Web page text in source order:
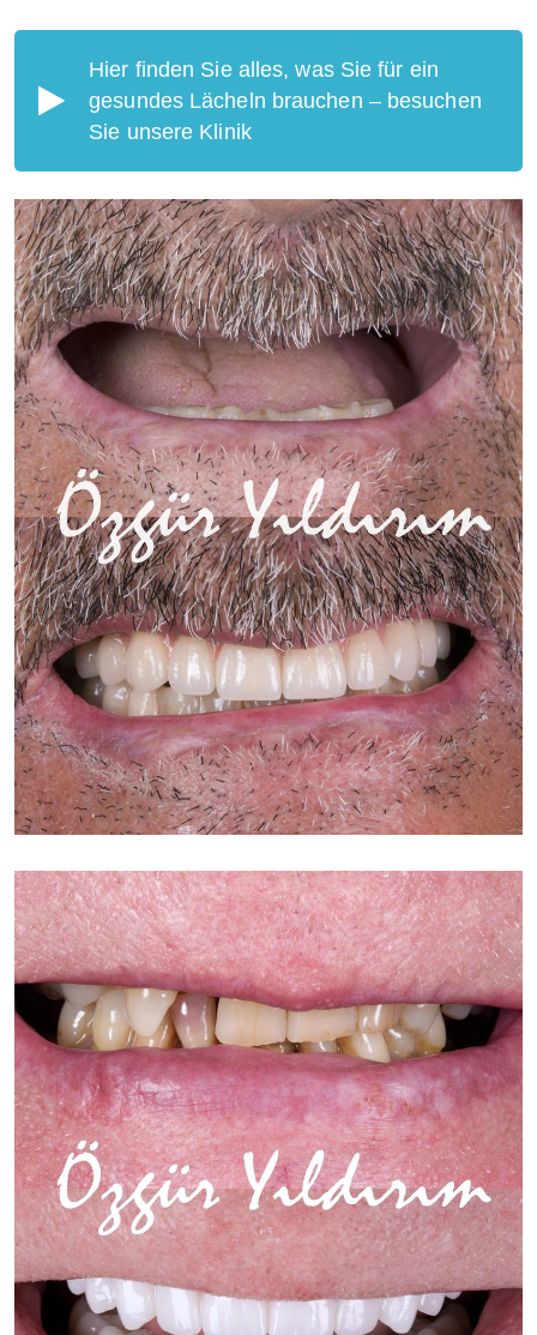
Hier finden Sie alles, was Sie für ein
gesundes Lächeln brauchen – besuchen
Sie unsere Klinik